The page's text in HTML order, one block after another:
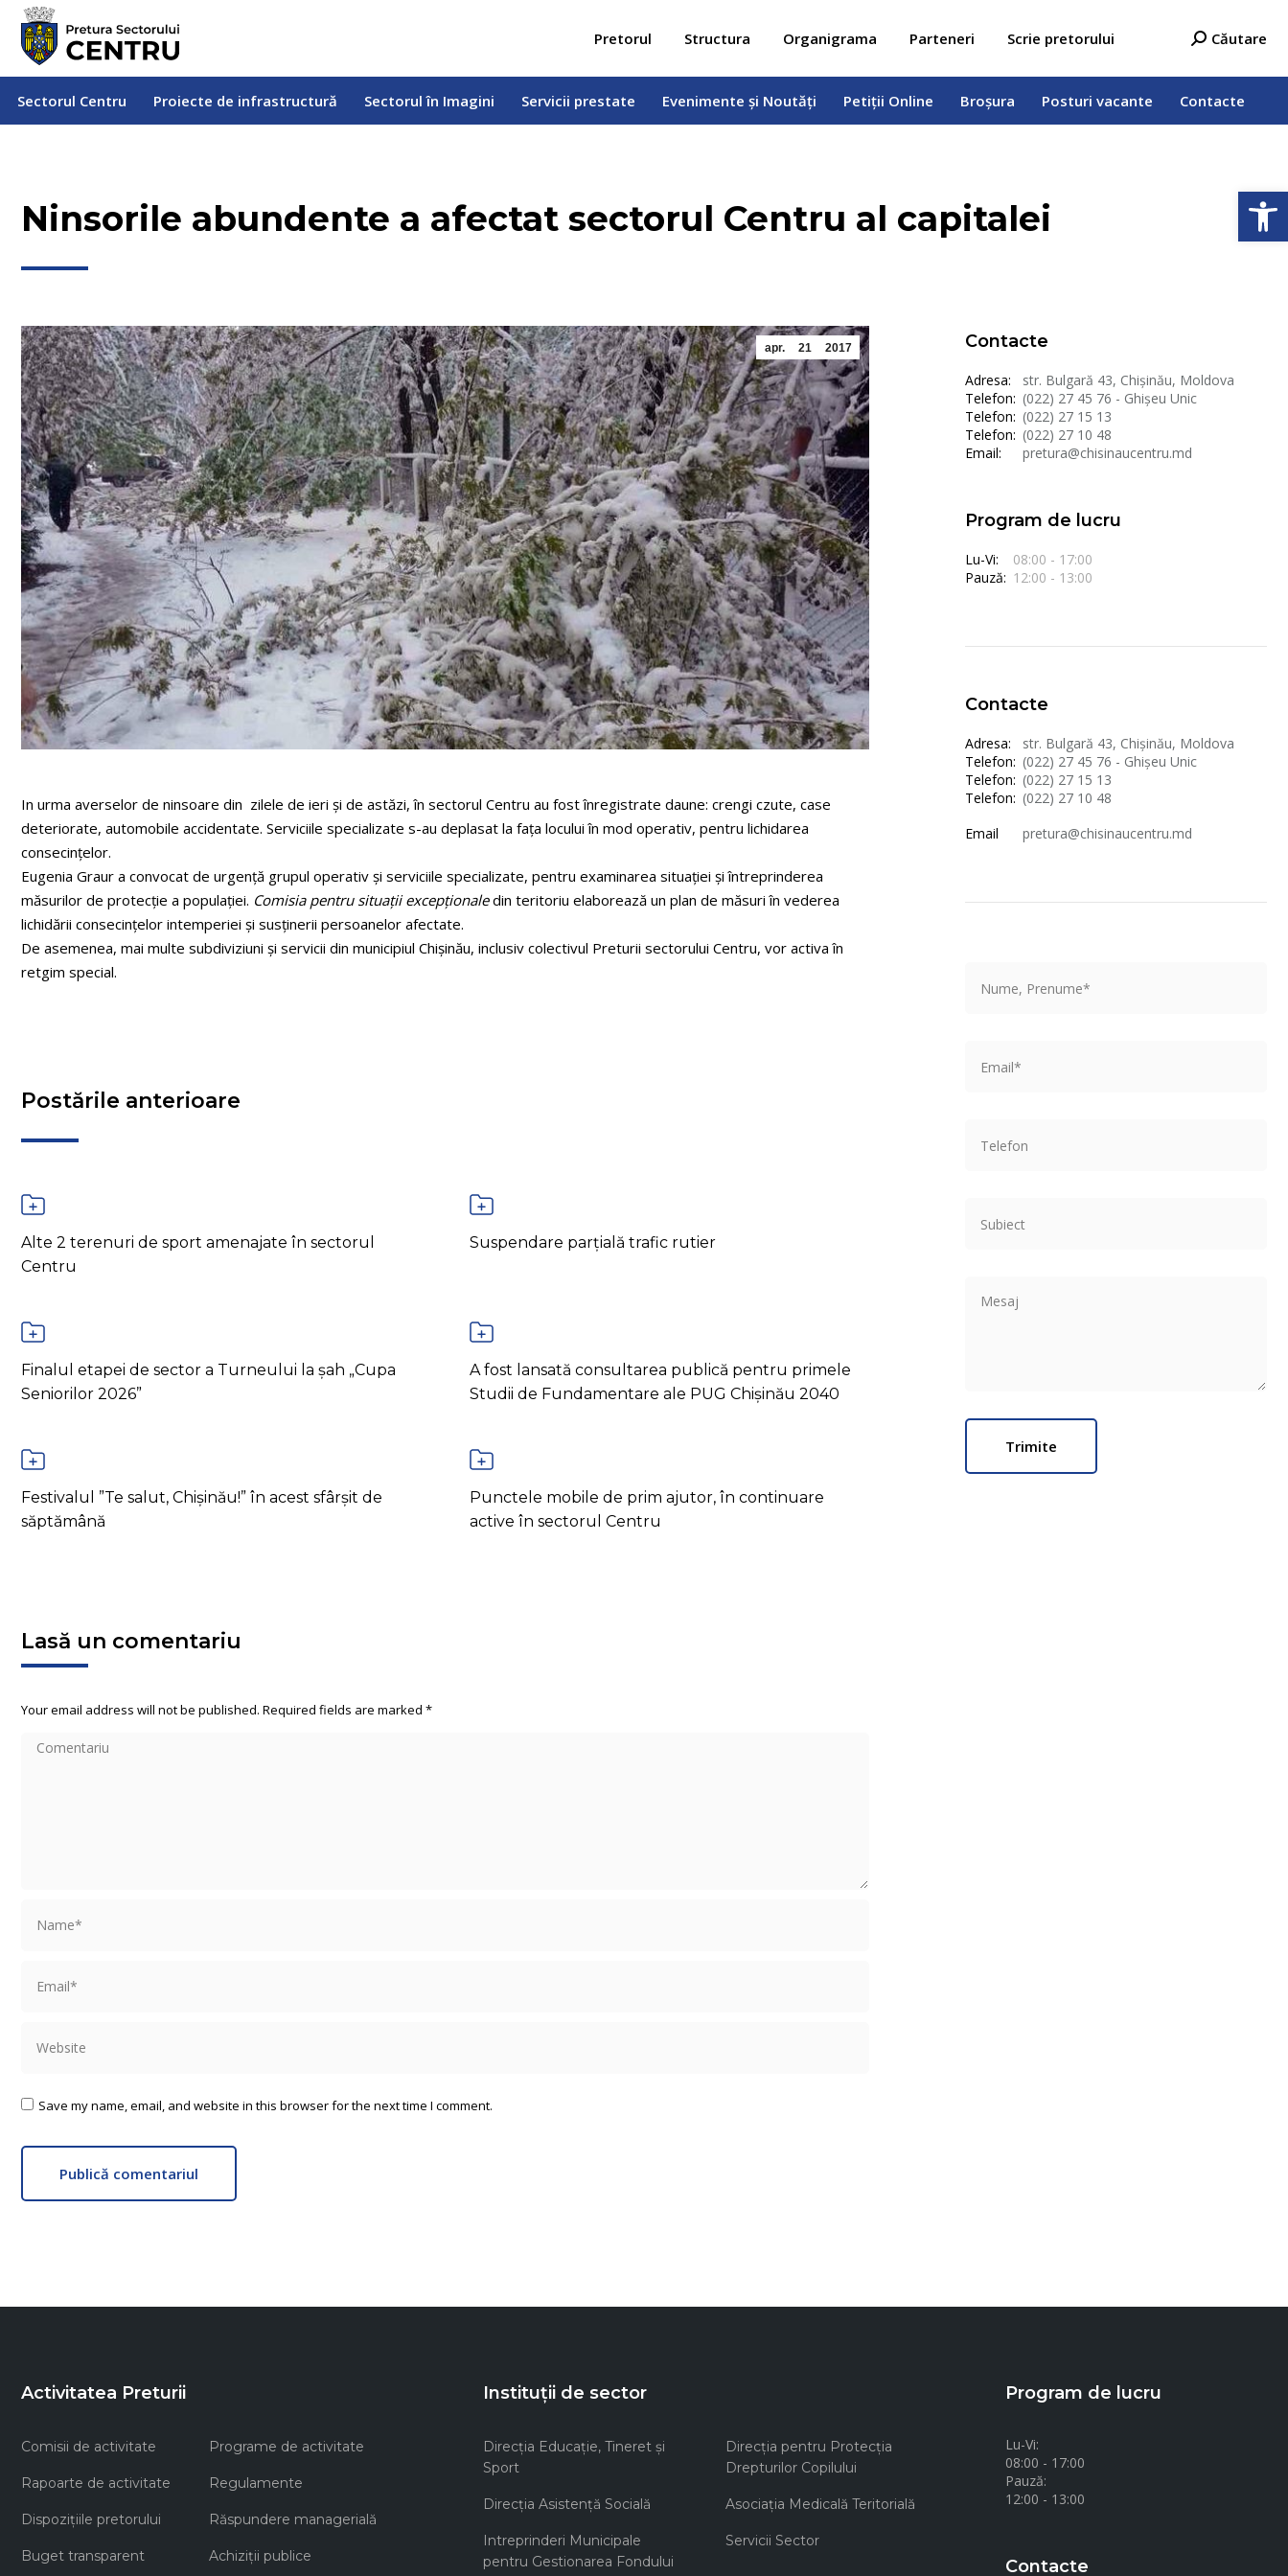
Pretorul Structura Organigrama Parteneri Scrie pretorului Search:
Căutare
Sectorul Centru Proiecte de infrastructură Sectorul în Imagini Servicii prestate Evenimente și Noutăți Petiții Online Broșura Posturi vacante Contacte
Ninsorile abundente a afectat sectorul Centru al capitalei
apr. 21 2017
In urma averselor de ninsoare din zilele de ieri și de astăzi, în sectorul Centru au fost înregistrate daune: crengi czute, case
deteriorate, automobile accidentate. Serviciile specializate s-au deplasat la faţa locului în mod operativ, pentru lichidarea
consecinţelor.
Eugenia Graur a convocat de urgenţă grupul operativ şi serviciile specializate, pentru examinarea situaţiei şi întreprinderea
măsurilor de protecţie a populaţiei. Comisia pentru situaţii excepţionaledin teritoriu elaborează un plan de măsuri în vederea
lichidării consecinţelor intemperiei şi susţinerii persoanelor afectate.
De asemenea, mai multe subdiviziuni şi servicii din municipiul Chişinău, inclusiv colectivul Preturii sectorului Centru, vor activa în
retgim special.
Postările anterioare
Alte 2 terenuri de sport amenajate în sectorul
Centru
Suspendare parțială trafic rutier
Finalul etapei de sector a Turneului la șah „Cupa
Seniorilor 2026”
A fost lansată consultarea publică pentru primele
Studii de Fundamentare ale PUG Chișinău 2040
Festivalul ”Te salut, Chișinău!” în acest sfârșit de
săptămână
Punctele mobile de prim ajutor, în continuare
active în sectorul Centru
Lasă un comentariu
Your email address will not be published. Required fields are marked *
Comentariu
Save my name, email, and website in this browser for the next time I comment.
Publică comentariul
Contacte
Adresa:
str. Bulgară 43, Chișinău, Moldova
Telefon: (022) 27 45 76 - Ghișeu Unic
Telefon: (022) 27 15 13
Telefon: (022) 27 10 48
Email:
pretura@chisinaucentru.md
Program de lucru
Lu-Vi:
08:00 - 17:00
Pauză: 12:00 - 13:00
Contacte
Adresa:
str. Bulgară 43, Chișinău, Moldova
Telefon: (022) 27 45 76 - Ghișeu Unic
Telefon: (022) 27 15 13
Telefon: (022) 27 10 48
Email
pretura@chisinaucentru.md
Activitatea Preturii
Comisii de activitate Programe de activitate
Rapoarte de activitate Regulamente
Dispozițiile pretorului Răspundere managerială
Buget transparent Achiziţii publice
Instituții de sector
Direcţia Educaţie, Tineret şi
Sport
Direcţia pentru Protecţia
Drepturilor Copilului
Direcţia Asistenţă Socială Asociaţia Medicală Teritorială
Intreprinderi Municipale
pentru Gestionarea Fondului
Servicii Sector
Program de lucru
Lu-Vi:
08:00 - 17:00
Pauză:
12:00 - 13:00
Contacte
Sectorul Centru Proiecte de infrastructură Servicii prestate Evenimente și Noutăți Petiții Online Broșura Posturi vacante Contacte